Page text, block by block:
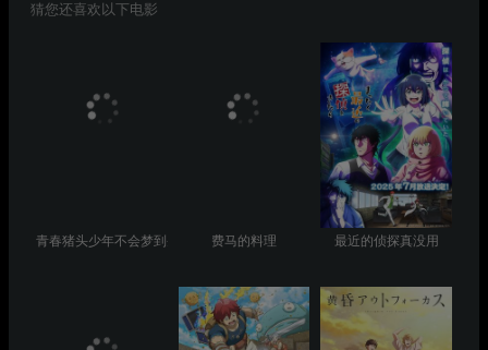
猜您还喜欢以下电影
青春猪头少年不会梦到圣诞服女郎费马的料理 最近的侦探真没用